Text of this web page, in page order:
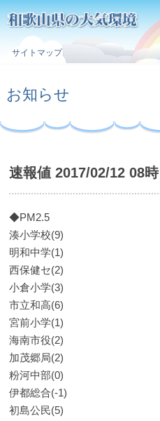
サイトマップ
お知らせ
速報値 2017/02/12 08時
◆PM2.5
湊小学校(9)
明和中学(1)
西保健セ(2)
小倉小学(3)
市立和高(6)
宮前小学(1)
海南市役(2)
加茂郷局(2)
粉河中部(0)
伊都総合(-1)
初島公民(5)